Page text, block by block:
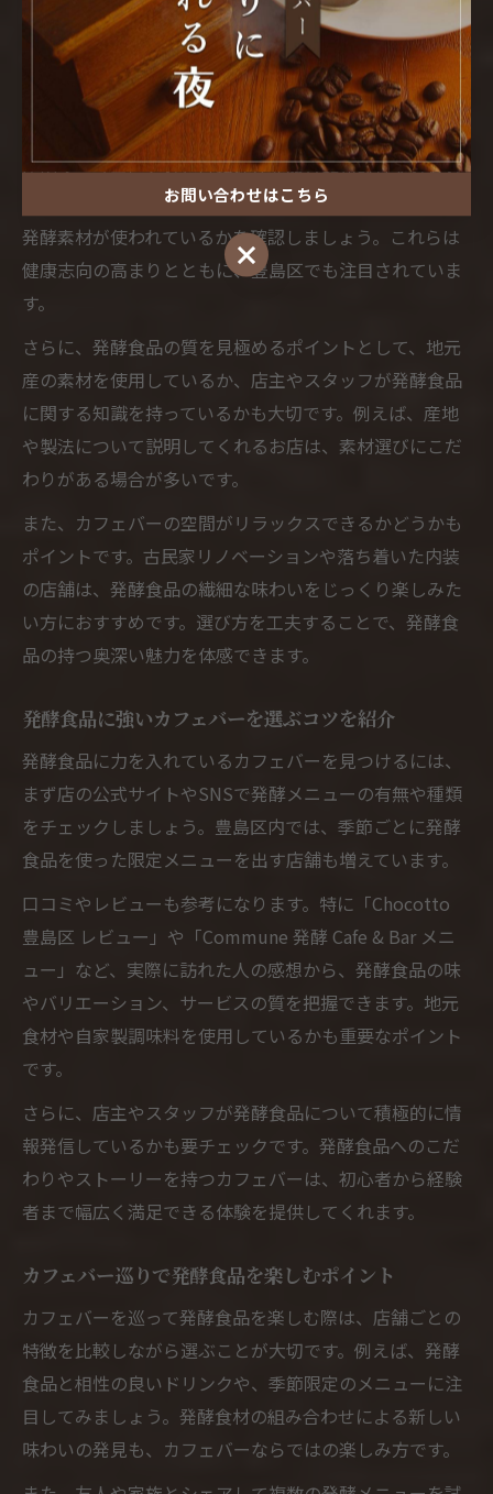
ー選び方
カフェバー選びの基準と発酵食品の見極め方
カフェバーで発酵食品を楽しむ際、まず注目したいのは
店のメニューにどれだけ多様な発酵食品が取り入れられ
ているかです。味噌や塩麹、酒粕など、伝統的な日本の
発酵素材が使われているかを確認しましょう。これらは
健康志向の高まりとともに、豊島区でも注目されていま
す。
さらに、発酵食品の質を見極めるポイントとして、地元
産の素材を使用しているか、店主やスタッフが発酵食品
に関する知識を持っているかも大切です。例えば、産地
や製法について説明してくれるお店は、素材選びにこだ
わりがある場合が多いです。
また、カフェバーの空間がリラックスできるかどうかも
ポイントです。古民家リノベーションや落ち着いた内装
の店舗は、発酵食品の繊細な味わいをじっくり楽しみた
い方におすすめです。選び方を工夫することで、発酵食
品の持つ奥深い魅力を体感できます。
発酵食品に強いカフェバーを選ぶコツを紹介
発酵食品に力を入れているカフェバーを見つけるには、
まず店の公式サイトやSNSで発酵メニューの有無や種類
をチェックしましょう。豊島区内では、季節ごとに発酵
食品を使った限定メニューを出す店舗も増えています。
口コミやレビューも参考になります。特に「Chocotto
豊島区 レビュー」や「Commune 発酵 Cafe & Bar メニ
ュー」など、実際に訪れた人の感想から、発酵食品の味
やバリエーション、サービスの質を把握できます。地元
食材や自家製調味料を使用しているかも重要なポイント
です。
さらに、店主やスタッフが発酵食品について積極的に情
報発信しているかも要チェックです。発酵食品へのこだ
わりやストーリーを持つカフェバーは、初心者から経験
者まで幅広く満足できる体験を提供してくれます。
カフェバー巡りで発酵食品を楽しむポイント
カフェバーを巡って発酵食品を楽しむ際は、店舗ごとの
特徴を比較しながら選ぶことが大切です。例えば、発酵
食品と相性の良いドリンクや、季節限定のメニューに注
目してみましょう。発酵食材の組み合わせによる新しい
味わいの発見も、カフェバーならではの楽しみ方です。
お問い合わせはこちら
お問い合わせはこちら